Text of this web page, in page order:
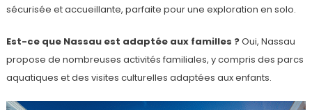
sécurisée et accueillante, parfaite pour une exploration en solo.
Est-ce que Nassau est adaptée aux familles ?Oui, Nassau
propose de nombreuses activités familiales, y compris des parcs
aquatiques et des visites culturelles adaptées aux enfants.